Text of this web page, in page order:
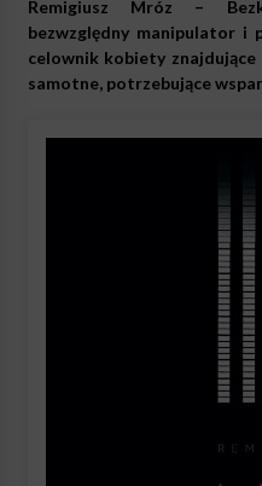
Remigiusz Mróz –
bezwzględny manipulator i
celownik kobiety
samotne, potrzebujące